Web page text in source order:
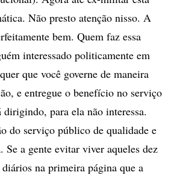
Não presto atenção nisso. A
bem. Quem faz essa
interessado politicamente em
que você governe de maneira
e entregue o benefício no serviço
para ela não interessa.
do serviço público de qualidade e
Se a gente evitar viver aqueles dez
diários na primeira página que a